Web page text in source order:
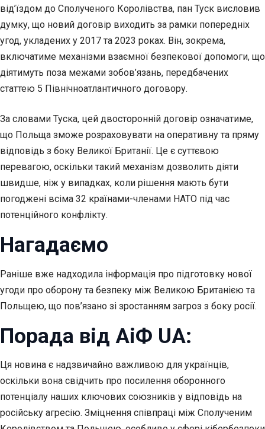
від’їздом до Сполученого Королівства, пан Туск висловив
думку, що новий договір виходить за рамки попередніх
угод, укладених у 2017 та 2023 роках. Він, зокрема,
включатиме механізми взаємної безпекової допомоги, що
діятимуть поза межами зобов’язань, передбачених
статтею 5 Північноатлантичного договору.
За словами Туска, цей двосторонній договір означатиме,
що Польща зможе розраховувати на оперативну та пряму
відповідь з боку Великої Британії. Це є суттєвою
перевагою, оскільки такий механізм дозволить діяти
швидше, ніж у випадках, коли рішення мають бути
погоджені всіма 32 країнами-членами НАТО під час
потенційного конфлікту.
Нагадаємо
Раніше вже надходила інформація про підготовку нової
угоди про оборону та безпеку між Великою Британією та
Польщею, що пов’язано зі зростанням загроз з боку росії.
Порада від АіФ UA:
Ця новина є надзвичайно важливою для українців,
оскільки вона свідчить про посилення оборонного
потенціалу наших ключових союзників у відповідь на
російську агресію. Зміцнення співпраці між Сполученим